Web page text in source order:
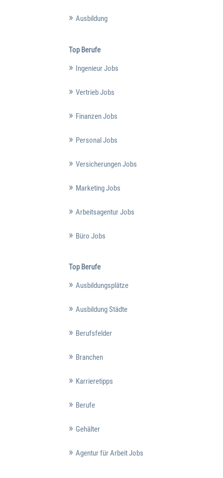
Ausbildung
Top Berufe
Ingenieur Jobs
Vertrieb Jobs
Finanzen Jobs
Personal Jobs
Versicherungen Jobs
Marketing Jobs
Arbeitsagentur Jobs
Büro Jobs
Top Berufe
Ausbildungsplätze
Ausbildung Städte
Berufsfelder
Branchen
Karrieretipps
Berufe
Gehälter
Agentur für Arbeit Jobs